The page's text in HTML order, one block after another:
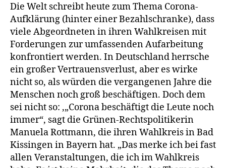
wie
aus
dem
Leben
wurden
Die Welt schreibt heute zum Thema Corona-
Aufklärung (hinter einer Bezahlschranke), dass
viele Abgeordneten in ihren Wahlkreisen mit
Forderungen zur umfassenden Aufarbeitung
konfrontiert werden. In Deutschland herrsche
ein großer Vertrauensverlust, aber es wirke
nicht so, als würden die vergangenen Jahre die
Menschen noch groß beschäftigen. Doch dem
sei nicht so: ‚„Corona beschäftigt die Leute noch
immer“, sagt die Grünen-Rechtspolitikerin
Manuela Rottmann, die ihren Wahlkreis in Bad
Kissingen in Bayern hat. „Das merke ich bei fast
allen Veranstaltungen, die ich im Wahlkreis